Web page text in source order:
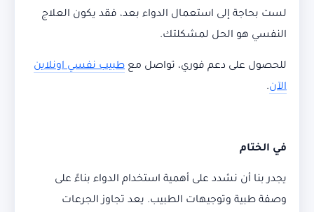
لست بحاجة إلى استعمال الدواء بعد، فقد يكون العلاج
النفسي هو الحل لمشكلتك.
للحصول على دعم فوري، تواصل مع طبيب نفسي اونلاين
الآن.
في الختام
يجدر بنا أن نشدد على أهمية استخدام الدواء بناءً على
وصفة طبية وتوجيهات الطبيب. يعد تجاوز الجرعات